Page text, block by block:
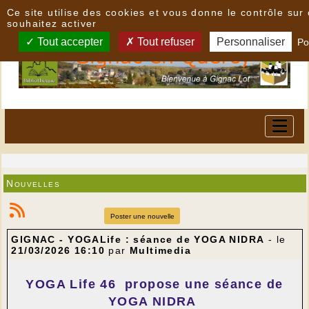
Nouvelles
Poster une nouvelle
GIGNAC - YOGALife : séance de YOGA NIDRA - le
21/03/2026 16:10 par Multimedia
YOGA Life 46 propose une séance de
YOGA NIDRA
Ce site utilise des cookies et vous donne le contrôle sur
souhaitez activer
Tout accepter Tout refuser Personnaliser